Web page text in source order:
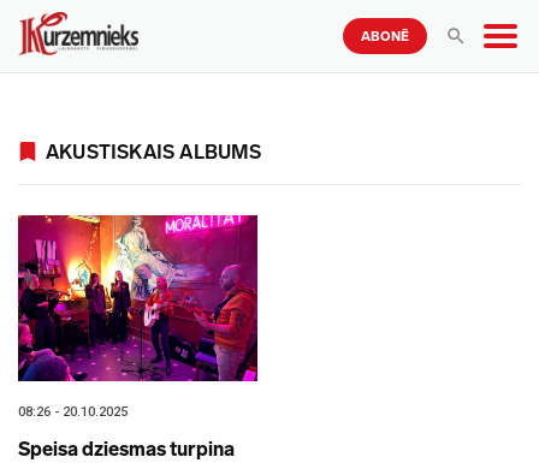
ABONĒ
AKUSTISKAIS ALBUMS
08:26 - 20.10.2025
Speisa dziesmas turpina